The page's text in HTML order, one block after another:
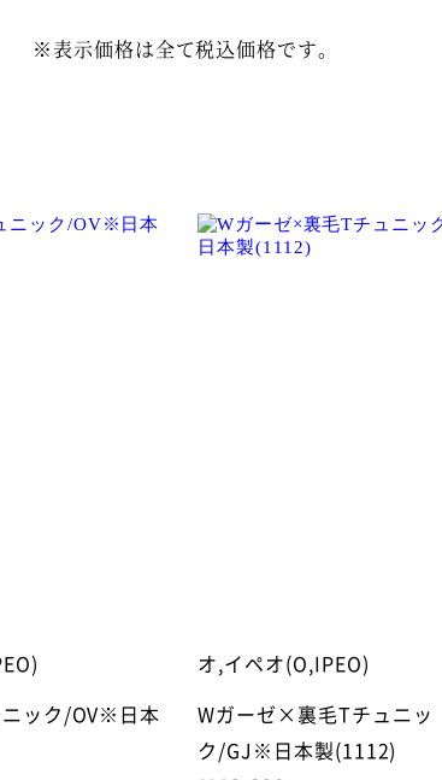
※表示価格は全て税込価格です。
ック/OV※日本
オ,イペオ(O,IPEO)
Wガーゼ×裏毛Tチュニッ
ク/GJ※日本製(1112)